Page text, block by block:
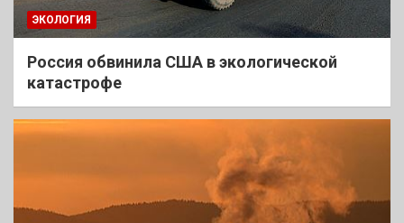
ЭКОЛОГИЯ
Россия обвинила США в экологической
катастрофе